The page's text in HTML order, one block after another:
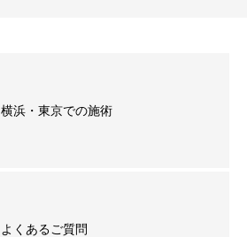
横浜・東京での施術
よくあるご質問